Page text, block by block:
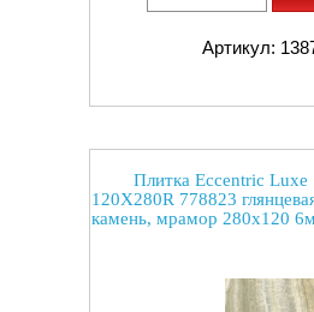
Артикул:
Плитка Eccentric Luxe
120X280R 778823
камень, мрамор 280x120